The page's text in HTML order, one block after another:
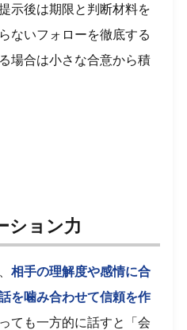
示後は期限と判断材料を
ないフォローを徹底する
場合は小さな合意から積
ション力
相手の理解度や感情に合
を噛み合わせて信頼を作
ても一方的に話すと「会